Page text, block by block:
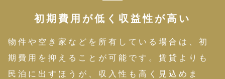
初期費用が低く収益性が高い
物件や空き家などを所有している場合は、初
期費用を抑えることが可能です。賃貸よりも
民泊に出すほうが、収入性も高く見込めま